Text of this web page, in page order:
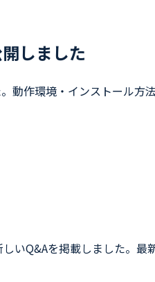
しました
動作環境・インストール
いQ&Aを掲載しました。